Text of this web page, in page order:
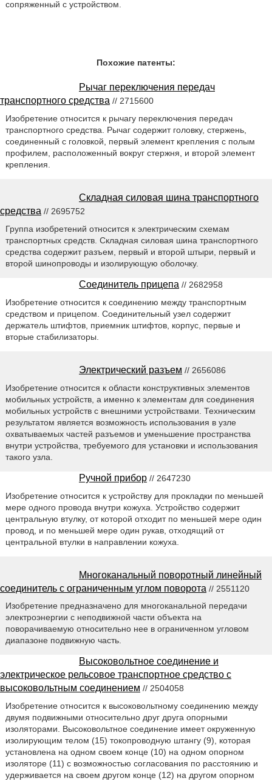
сопряженный с устройством.
Похожие патенты:
Рычаг переключения передач
транспортного средства // 2715600
Изобретение относится к рычагу переключения передач
транспортного средства. Рычаг содержит головку, стержень,
соединенный с головкой, первый элемент крепления с полым
профилем, расположенный вокруг стержня, и второй элемент
крепления.
Складная силовая шина транспортного
средства // 2695752
Группа изобретений относится к электрическим схемам
транспортных средств. Складная силовая шина транспортного
средства содержит разъем, первый и второй штыри, первый и
второй шинопроводы и изолирующую оболочку.
Соединитель прицепа // 2682958
Изобретение относится к соединению между транспортным
средством и прицепом. Соединительный узел содержит
держатель штифтов, приемник штифтов, корпус, первые и
вторые стабилизаторы.
Электрический разъем // 2656086
Изобретение относится к области конструктивных элементов
мобильных устройств, а именно к элементам для соединения
мобильных устройств с внешними устройствами. Техническим
результатом является возможность использования в узле
охватываемых частей разъемов и уменьшение пространства
внутри устройства, требуемого для установки и использования
такого узла.
Ручной прибор // 2647230
Изобретение относится к устройству для прокладки по меньшей
мере одного провода внутри кожуха. Устройство содержит
центральную втулку, от которой отходит по меньшей мере один
провод, и по меньшей мере один рукав, отходящий от
центральной втулки в направлении кожуха.
Многоканальный поворотный линейный
соединитель с ограниченным углом поворота // 2551120
Изобретение предназначено для многоканальной передачи
электроэнергии с неподвижной части объекта на
поворачиваемую относительно нее в ограниченном угловом
диапазоне подвижную часть.
Высоковольтное соединение и
электрическое рельсовое транспортное средство с
высоковольтным соединением // 2504058
Изобретение относится к высоковольтному соединению между
двумя подвижными относительно друг друга опорными
изоляторами. Высоковольтное соединение имеет окруженную
изолирующим телом (15) токопроводную штангу (9), которая
установлена на одном своем конце (10) на одном опорном
изоляторе (11) с возможностью согласования по расстоянию и
удерживается на своем другом конце (12) на другом опорном